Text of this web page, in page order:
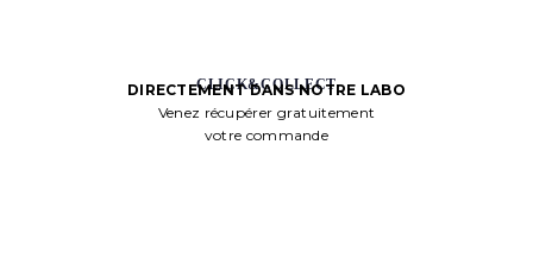
CLICK&COLLECT
DIRECTEMENT DANS NOTRE LABO
Venez récupérer gratuitement
votre commande